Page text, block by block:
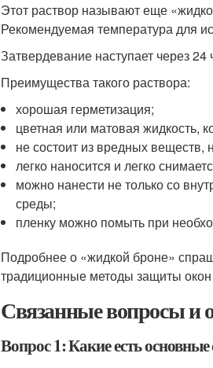
Этот раствор называют еще
Рекомендуемая температура для
Затвердевание наступает через 24
Преимущества такого раствора:
хорошая герметизация;
цветная или матовая жидкость,
не состоит из вредных веществ,
легко наносится и легко
можно нанести не только со
среды;
пленку можно помыть при
Подробнее о «жидкой броне»
традиционные методы защиты
Связанные вопросы и
Вопрос 1: Какие есть